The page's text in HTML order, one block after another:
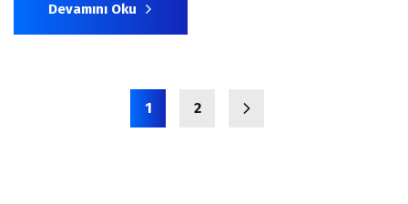
Devamını Oku
1 2